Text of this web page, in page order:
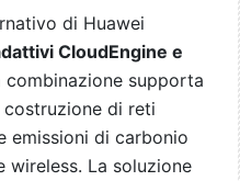
di Huawei
CloudEngine e
combinazione supporta
di reti
emissioni di carbonio
wireless. La soluzione